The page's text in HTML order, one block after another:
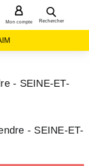
Rechercher
Mon compte
- SEINE-ET-
- SEINE-ET-